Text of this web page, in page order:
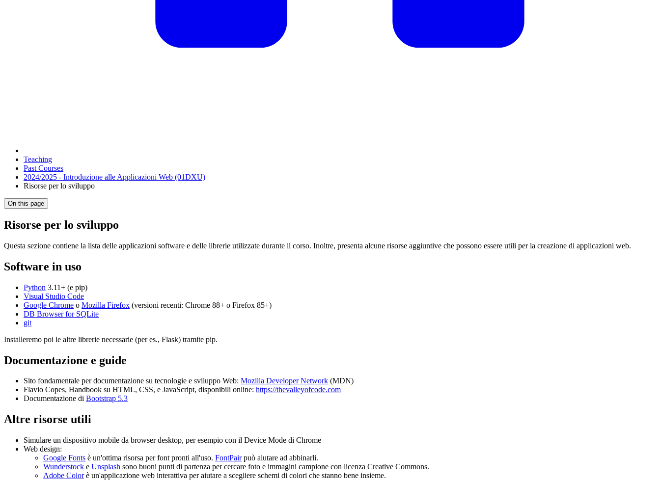
Teaching
Past Courses
2024/2025 - Introduzione alle Applicazioni Web (01DXU)
Risorse per lo sviluppo
On this page
Risorse per lo sviluppo
Questa sezione contiene la lista delle applicazioni software e delle librerie utilizzate durante il corso. Inoltre, presenta alcune risorse aggiuntive che possono essere utili per la creazione di applicazioni web.
Software in uso
Python 3.11+ (e pip)
Visual Studio Code
Google Chrome o Mozilla Firefox (versioni recenti: Chrome 88+ o Firefox 85+)
DB Browser for SQLite
git
Installeremo poi le altre librerie necessarie (per es., Flask) tramite pip.
Documentazione e guide
Sito fondamentale per documentazione su tecnologie e sviluppo Web: Mozilla Developer Network (MDN)
Flavio Copes, Handbook su HTML, CSS, e JavaScript, disponibili online: https://thevalleyofcode.com
Documentazione di Bootstrap 5.3
Altre risorse utili
Simulare un dispositivo mobile da browser desktop, per esempio con il Device Mode di Chrome
Web design:
Google Fonts è un'ottima risorsa per font pronti all'uso. FontPairpuò aiutare ad abbinarli.
Wunderstock e Unsplash sono buoni punti di partenza per cercare foto e immagini campione con licenza Creative Commons.
Adobe Colorè un'applicazione web interattiva per aiutare a scegliere schemi di colori che stanno bene insieme.